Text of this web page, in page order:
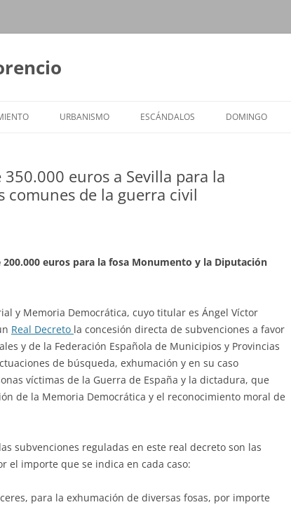
URBANISMO ESCÁNDALOS DOMINGO
euros a Sevilla para la
comunes de la guerra civil
euros para la fosa Monumento y la Diputación
y Memoria Democrática, cuyo titular es Ángel Víctor
Real Decreto la concesión directa de subvenciones a favor
y de la Federación Española de Municipios y Provincias
de búsqueda, exhumación y en su caso
víctimas de la Guerra de España y la dictadura, que
de la Memoria Democrática y el reconocimiento moral de
subvenciones reguladas en este real decreto son las
el importe que se indica en cada caso:
para la exhumación de diversas fosas, por importe